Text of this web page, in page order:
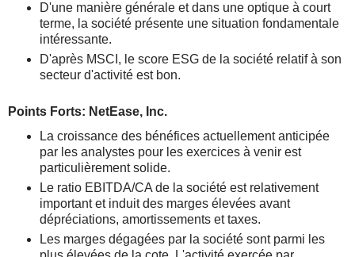
D'une manière générale et dans une optique à court
terme, la société présente une situation fondamentale
intéressante.
D'après MSCI, le score ESG de la société relatif à son
secteur d'activité est bon.
Points Forts: NetEase, Inc.
La croissance des bénéfices actuellement anticipée
par les analystes pour les exercices à venir est
particulièrement solide.
Le ratio EBITDA/CA de la société est relativement
important et induit des marges élevées avant
dépréciations, amortissements et taxes.
Les marges dégagées par la société sont parmi les